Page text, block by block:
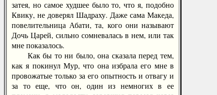
затея, но самое худшее было то, что я, подобно
Квику, не доверял Шадраху. Даже сама Македа,
повелительница Абати, та, кого они называют
Дочь Царей, сильно сомневалась в нем, или так
мне показалось.
Как бы то ни было, она сказала перед тем,
как я покинул Мур, что она избрала его мне в
провожатые только за его опытность и отвагу и
за то еще, что он, один из немногих в ее